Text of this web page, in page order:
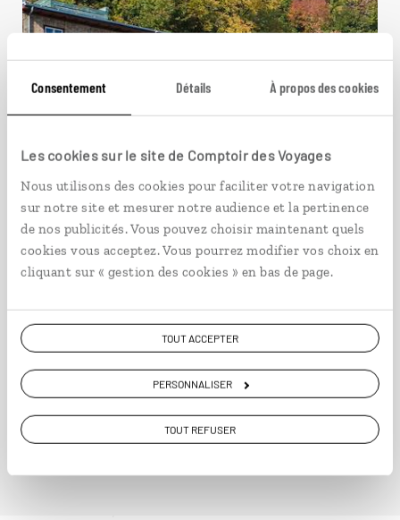
Consentement Détails À propos des cookies
Les cookies sur le site de Comptoir des Voyages
Nous utilisons des cookies pour faciliter votre navigation
sur notre site et mesurer notre audience et la pertinence
de nos publicités. Vous pouvez choisir maintenant quels
cookies vous acceptez. Vous pourrez modifier vos choix en
cliquant sur « gestion des cookies » en bas de page.
TOUT ACCEPTER
PERSONNALISER
TOUT REFUSER
Bienvenue en Belle Province
Circuit canadien entre Montréal, les forêts de
Lanaudière-Mauricie et Québec.
9 jours / 7 nuits
VOIR NOS 40 IDÉES DE VOYAGE AU CANADA